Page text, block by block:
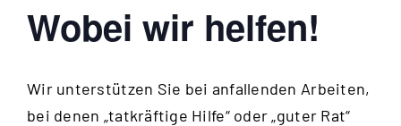
Wobei wir helfen!
Wir unterstützen Sie bei anfallenden Arbeiten,
bei denen „tatkräftige Hilfe“ oder „guter Rat“